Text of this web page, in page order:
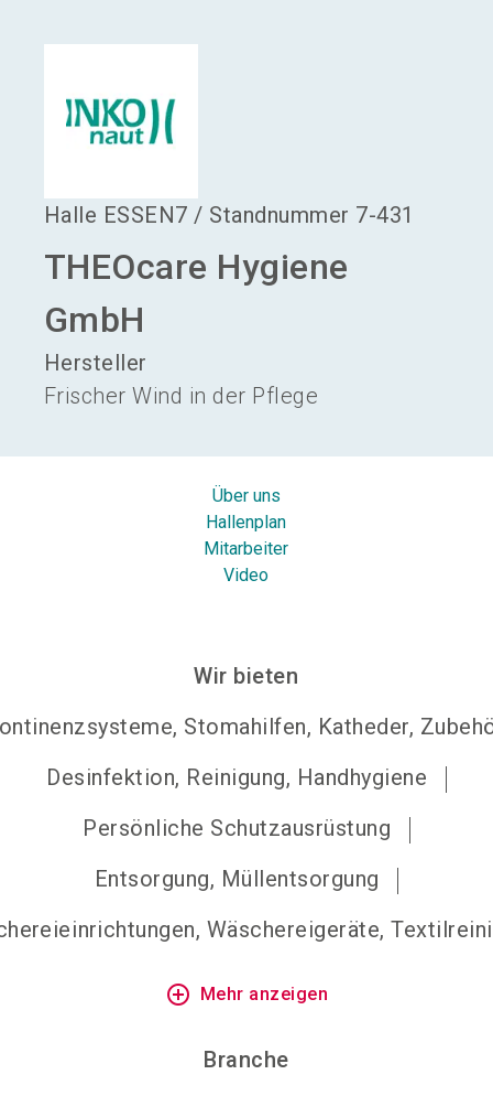
Halle ESSEN7 / Standnummer 7-431
THEOcare Hygiene
GmbH
Hersteller
Frischer Wind in der Pflege
Über uns
Hallenplan
Mitarbeiter
Video
Wir bieten
Stomahilfen, Katheder,
Desinfektion, Reinigung, Handhygiene
Persönliche Schutzausrüstung
Entsorgung, Müllentsorgung
Wäschereigeräte,
add_circle_outline Mehr anzeigen
Branche